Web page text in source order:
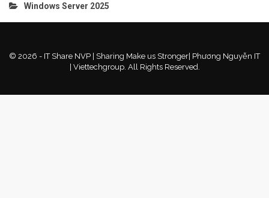
Windows Server 2025
© 2026 - IT Share NVP | Sharing Make us Stronger| Phương Nguyễn IT
| Viettechgroup. All Rights Reserved.